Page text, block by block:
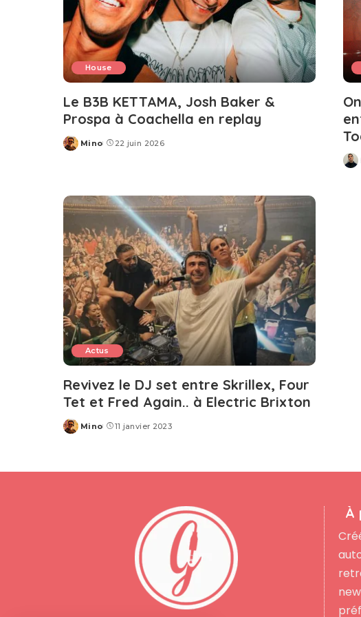
House
Le B3B KETTAMA, Josh Baker &
Prospa à Coachella en replay
Posted
Mino 22 juin 2026
Actus
Revivez le DJ set entre Skrillex, Four
Tet et Fred Again.. à Electric Brixton
Posted
Mino 11 janvier 2023
À